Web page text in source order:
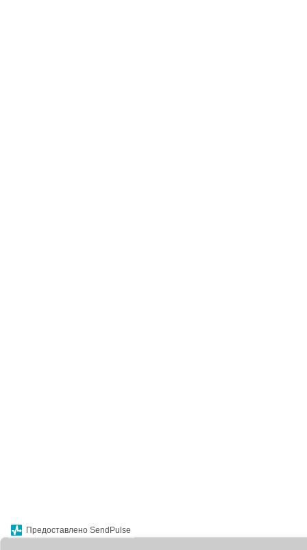
Предоставлено SendPulse